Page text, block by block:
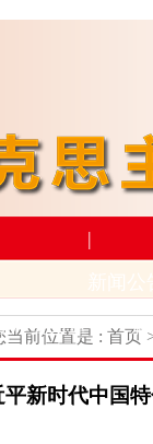
师资力量
|
当前位置是 : 首页
平新时代中国